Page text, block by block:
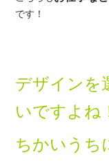
です！
デザインを
いですよね
ちかいうち